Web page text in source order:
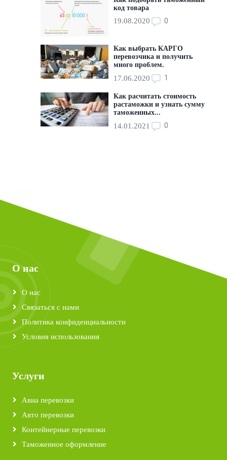
код товара
19.08.2020 0
Как выбрать КАРГО
перевозчика и получить
много проблем.
17.06.2020 1
Как расчитать стоимость
растаможки и узнать сумму
таможенных...
14.01.2021 0
О нас
О нас
Связаться с нами
Политика конфиденциальности
Условия использования
Услуги
Авиа перевозки
Авто перевозки
Контейнерные перевозки
Таможенное оформление